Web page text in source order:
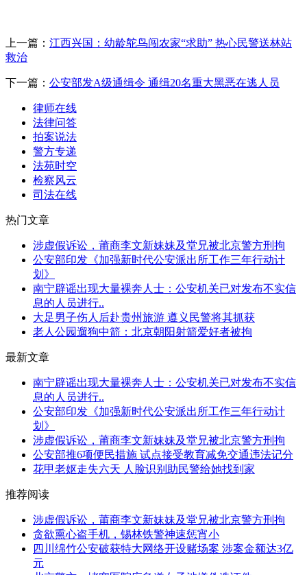
上一篇： 江西兴国：幼龄鸵鸟闯农家“求助” 热心民警送林站
救治
下一篇： 公安部发A级通缉令 通缉20名重大黑恶在逃人员
律师在线
法律问答
拍案说法
警方专递
法苑时空
检察风云
司法在线
热门文章
涉虚假诉讼，莆商李文新妹妹及堂兄被北京警方刑拘
公安部印发《加强新时代公安派出所工作三年行动计
划》
南宁辟谣出现大量裸奔人士：公安机关已对发布不实信
息的人员进行..
大足男子伤人后赴贵州旅游 遵义民警将其抓获
老人公园遛狗中箭：北京朝阳射箭爱好者被拘
最新文章
南宁辟谣出现大量裸奔人士：公安机关已对发布不实信
息的人员进行..
公安部印发《加强新时代公安派出所工作三年行动计
划》
涉虚假诉讼，莆商李文新妹妹及堂兄被北京警方刑拘
公安部推6项便民措施 试点接受教育减免交通违法记分
花甲老妪走失六天 人脸识别助民警给她找到家
推荐阅读
涉虚假诉讼，莆商李文新妹妹及堂兄被北京警方刑拘
贪欲熏心盗手机，锡林铁警神速惩宵小
四川绵竹公安破获特大网络开设赌场案 涉案金额达3亿
元